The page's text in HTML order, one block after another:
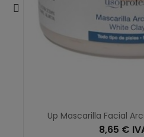
Up Mascarilla Facial
8,65 €